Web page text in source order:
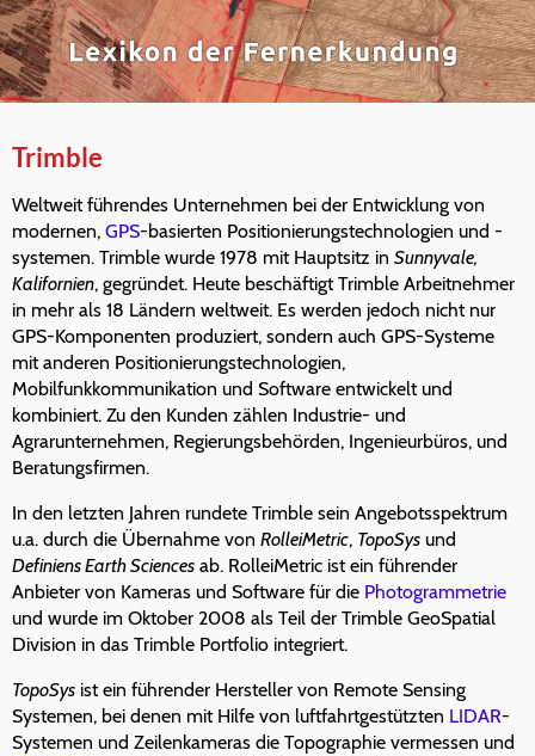
Trimble
Weltweit führendes Unternehmen bei der Entwicklung von
modernen, GPS-basierten Positionierungstechnologien und -
systemen. Trimble wurde 1978 mit Hauptsitz in Sunnyvale,
Kalifornien, gegründet. Heute beschäftigt Trimble Arbeitnehmer
in mehr als 18 Ländern weltweit. Es werden jedoch nicht nur
GPS-Komponenten produziert, sondern auch GPS-Systeme
mit anderen Positionierungstechnologien,
Mobilfunkkommunikation und Software entwickelt und
kombiniert. Zu den Kunden zählen Industrie- und
Agrarunternehmen, Regierungsbehörden, Ingenieurbüros, und
Beratungsfirmen.
In den letzten Jahren rundete Trimble sein Angebotsspektrum
u.a. durch die Übernahme von RolleiMetric, TopoSys und
Definiens Earth Sciences ab. RolleiMetric ist ein führender
Anbieter von Kameras und Software für die Photogrammetrie
und wurde im Oktober 2008 als Teil der Trimble GeoSpatial
Division in das Trimble Portfolio integriert.
TopoSys ist ein führender Hersteller von Remote Sensing
Systemen, bei denen mit Hilfe von luftfahrtgestützten LIDAR-
Systemen und Zeilenkameras die Topographie vermessen und